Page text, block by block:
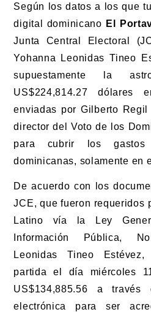
Según los datos a los que
digital dominicano El
Junta Central Electoral
Yohanna Leonidas Tineo
supuestamente la
US$224,814.27 dólares
enviadas por Gilberto
director del Voto de los
para cubrir los
dominicanas, solamente en
De acuerdo con los
JCE, que fueron requeridos
Latino vía la Ley
Información Pública,
Leonidas Tineo
partida el día miércoles
US$134,885.56 a través
electrónica para ser